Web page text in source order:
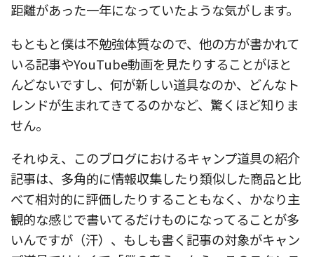
距離があった一年になっていたような気がします。
もともと僕は不勉強体質なので、他の方が書かれて
いる記事やYouTube動画を見たりすることがほと
んどないですし、何が新しい道具なのか、どんなト
レンドが生まれてきてるのかなど、驚くほど知りま
せん。
それゆえ、このブログにおけるキャンプ道具の紹介
記事は、多角的に情報収集したり類似した商品と比
べて相対的に評価したりすることもなく、かなり主
観的な感じで書いてるだけものになってることが多
いんですが（汗）、もしも書く記事の対象がキャン